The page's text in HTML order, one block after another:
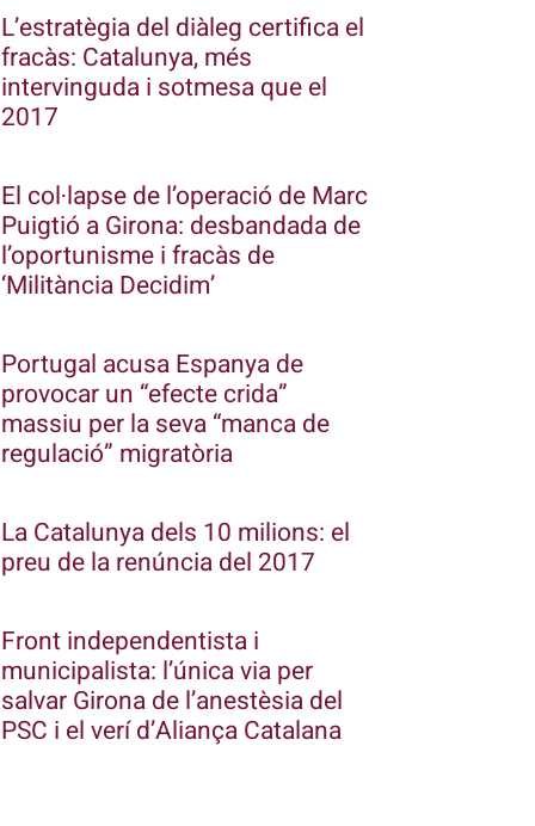
L’estratègia del diàleg certifica el
fracàs: Catalunya, més
intervinguda i sotmesa que el
2017
El col·lapse de l’operació de Marc
Puigtió a Girona: desbandada de
l’oportunisme i fracàs de
‘Militància Decidim’
Portugal acusa Espanya de
provocar un “efecte crida”
massiu per la seva “manca de
regulació” migratòria
La Catalunya dels 10 milions: el
preu de la renúncia del 2017
Front independentista i
municipalista: l’única via per
salvar Girona de l’anestèsia del
PSC i el verí d’Aliança Catalana